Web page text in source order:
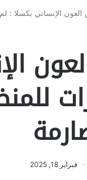
الإنساني بكسلا :
فبراير 18, 2025